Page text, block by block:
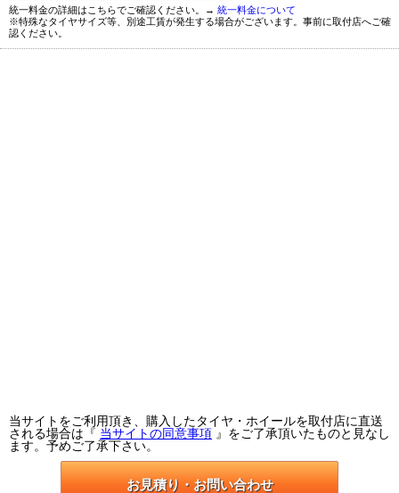
統一料金の詳細はこちらでご確認ください。→ 統一料金について
※特殊なタイヤサイズ等、別途工賃が発生する場合がございます。事前に取付店へご確
認ください。
当サイトをご利用頂き、購入したタイヤ・ホイールを取付店に直送
される場合は『 当サイトの同意事項 』をご了承頂いたものと見なし
ます。予めご了承下さい。
お見積り・お問い合わせ